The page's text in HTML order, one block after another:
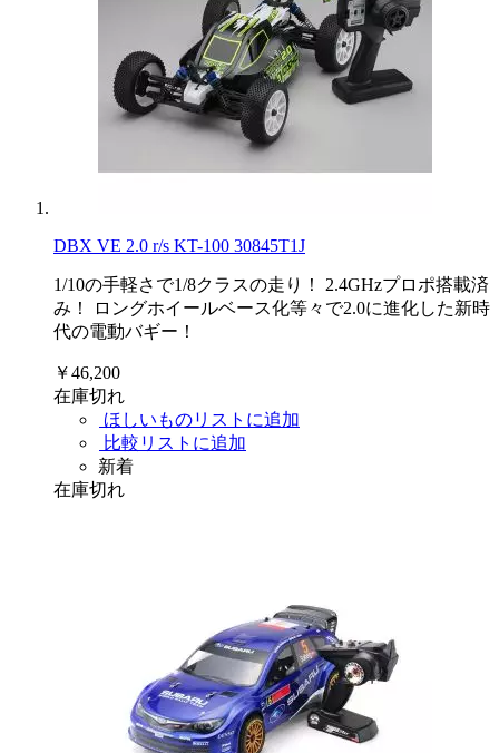
DBX VE 2.0 r/s KT-100 30845T1J
1/10の手軽さで1/8クラスの走り！ 2.4GHzプロポ搭載済
み！ ロングホイールベース化等々で2.0に進化した新時
代の電動バギー！
￥46,200
在庫切れ
ほしいものリストに追加
比較リストに追加
新着
在庫切れ